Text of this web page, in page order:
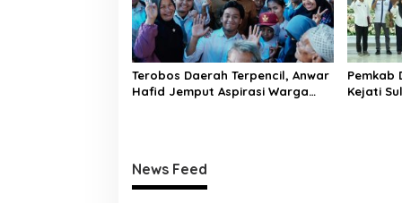
Terobos Daerah Terpencil, Anwar
Hafid Jemput Aspirasi Warga
Pemkab
Kejati
News Feed